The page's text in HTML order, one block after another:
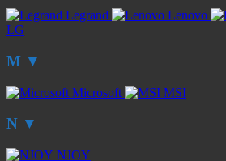
Legrand Lenovo
LG
M ▼
Microsoft MSI
N ▼
NJOY